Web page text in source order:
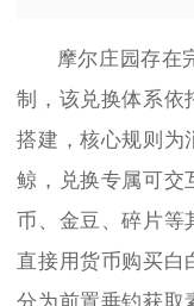
摩尔庄园存在
制，该兑换体系依
搭建，核心规则为
鲸，兑换专属可交
币、金豆、碎片等
直接用货币购买白